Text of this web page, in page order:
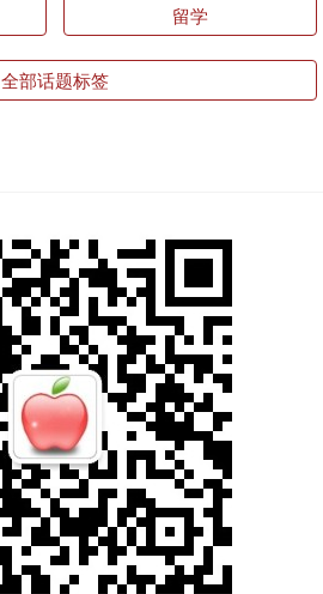
留学
全部话题标签